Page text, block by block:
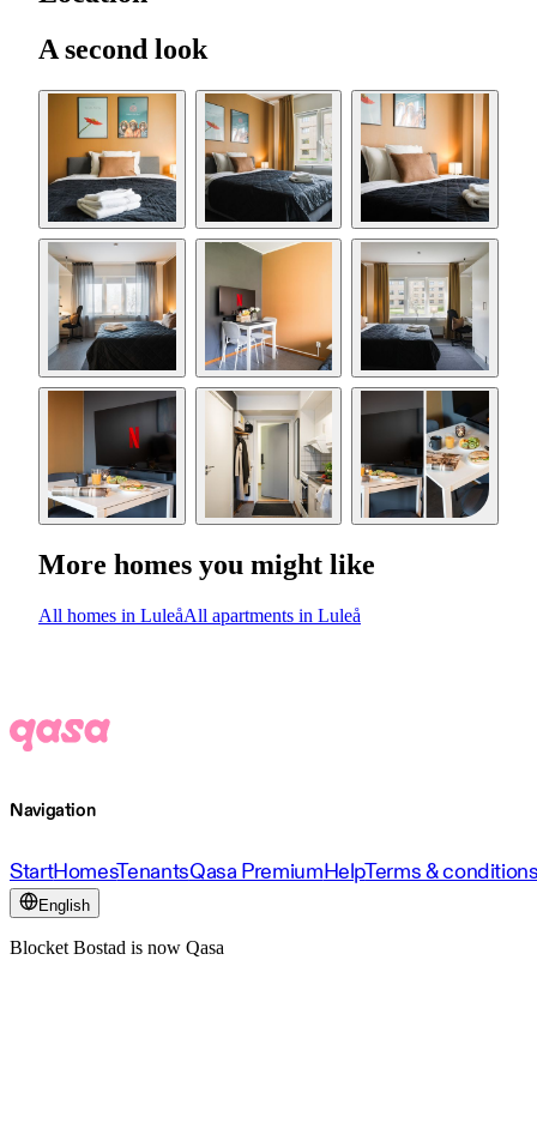
A second look
More homes you might like
All homes in LuleåAll apartments in Luleå
Navigation
StartHomesTenantsQasa PremiumHelpTerms &
English
Blocket Bostad is now Qasa